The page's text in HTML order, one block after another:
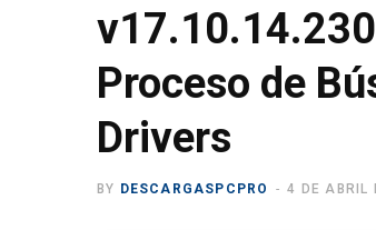
Proceso de
Drivers
BY DESCARGASPCPRO 4 DE ABRIL